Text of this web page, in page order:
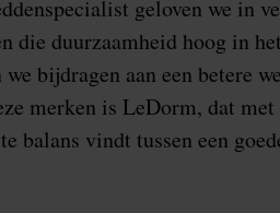
geloven we in
die duurzaamheid hoog in
bijdragen aan een betere
merken is LeDorm, dat
balans vindt tussen een